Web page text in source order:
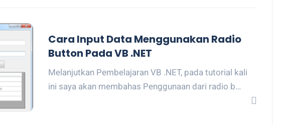
Cara Input Data Menggunakan Radio
Button Pada VB .NET
Melanjutkan Pembelajaran VB .NET, pada tutorial kali
ini saya akan membahas Penggunaan dari radio b…